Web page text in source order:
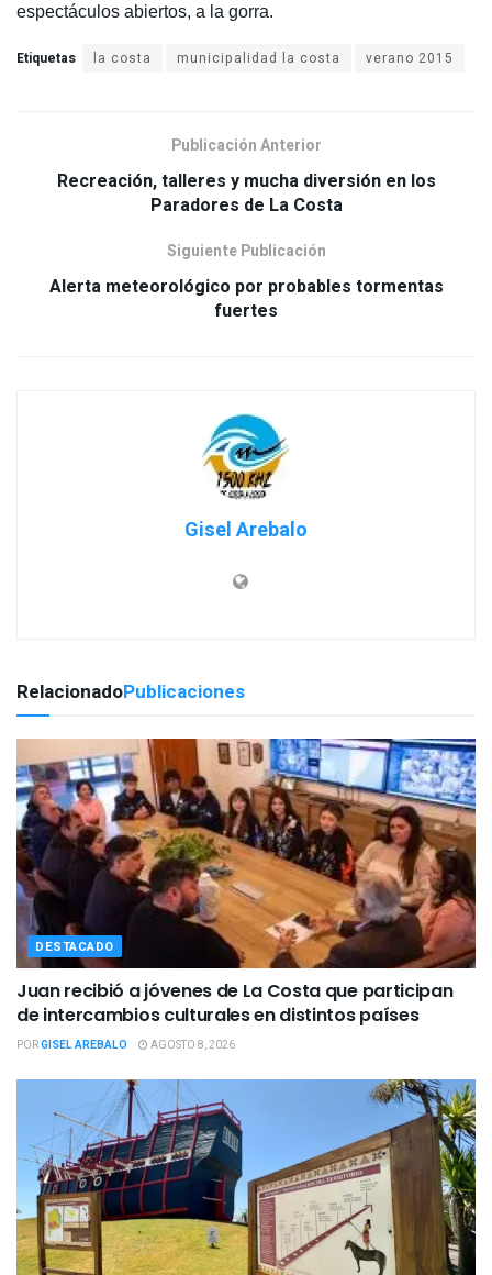
espectáculos abiertos, a la gorra.
Etiquetas la costa municipalidad la costa verano 2015
Publicación Anterior
Recreación, talleres y mucha diversión en los
Paradores de La Costa
Siguiente Publicación
Alerta meteorológico por probables tormentas
fuertes
Gisel Arebalo
RelacionadoPublicaciones
DESTACADO
Juan recibió a jóvenes de La Costa que participan
de intercambios culturales en distintos países
PORGISEL AREBALO AGOSTO 8, 2026